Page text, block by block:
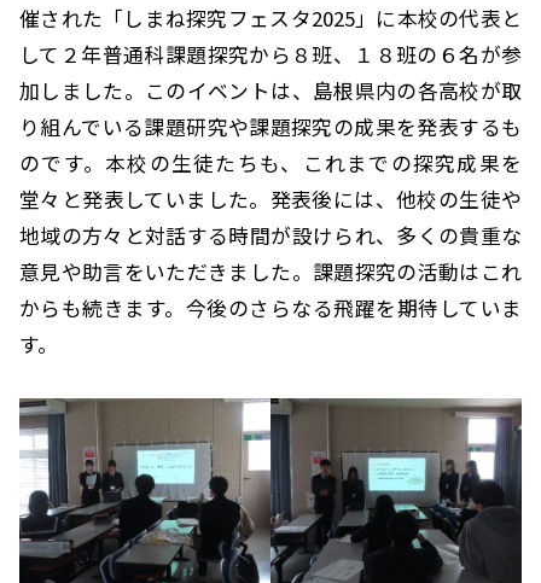
催された「しまね探究フェスタ2025」に本校の代表と
して２年普通科課題探究から８班、１８班の６名が参
加しました。このイベントは、島根県内の各高校が取
り組んでいる課題研究や課題探究の成果を発表するも
のです。本校の生徒たちも、これまでの探究成果を
堂々と発表していました。発表後には、他校の生徒や
地域の方々と対話する時間が設けられ、多くの貴重な
意見や助言をいただきました。課題探究の活動はこれ
からも続きます。今後のさらなる飛躍を期待していま
す。